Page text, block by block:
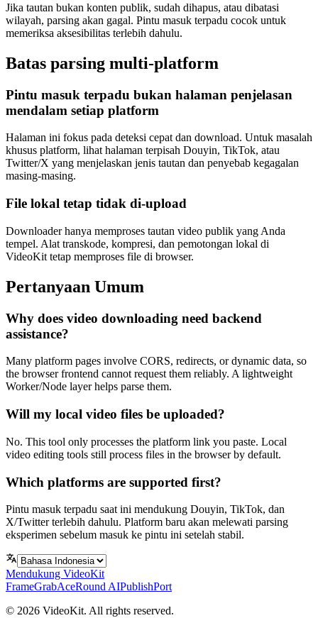
Jika tautan bukan konten publik, sudah dihapus, atau dibatasi
wilayah, parsing akan gagal. Pintu masuk terpadu cocok untuk
memeriksa aksesibilitas terlebih dahulu.
Batas parsing multi-platform
Pintu masuk terpadu bukan halaman penjelasan
mendalam setiap platform
Halaman ini fokus pada deteksi cepat dan download. Untuk masalah
khusus platform, lihat halaman terpisah Douyin, TikTok, atau
Twitter/X yang menjelaskan jenis tautan dan penyebab kegagalan
masing-masing.
File lokal tetap tidak di-upload
Downloader hanya memproses tautan video publik yang Anda
tempel. Alat transkode, kompresi, dan pemotongan lokal di
VideoKit tetap memproses file di browser.
Pertanyaan Umum
Why does video downloading need backend
assistance?
Many platform pages involve CORS, redirects, or dynamic data, so
the browser frontend cannot request them reliably. A lightweight
Worker/Node layer helps parse them.
Will my local video files be uploaded?
No. This tool only processes the platform link you paste. Local
video editing tools still process files in the browser by default.
Which platforms are supported first?
Pintu masuk terpadu saat ini mendukung Douyin, TikTok, dan
X/Twitter terlebih dahulu. Platform baru akan melewati parsing
eksperimen sebelum masuk ke pintu ini setelah stabil.
Mendukung VideoKit
FrameGrabAceRound AIPublishPort
© 2026 VideoKit. All rights reserved.